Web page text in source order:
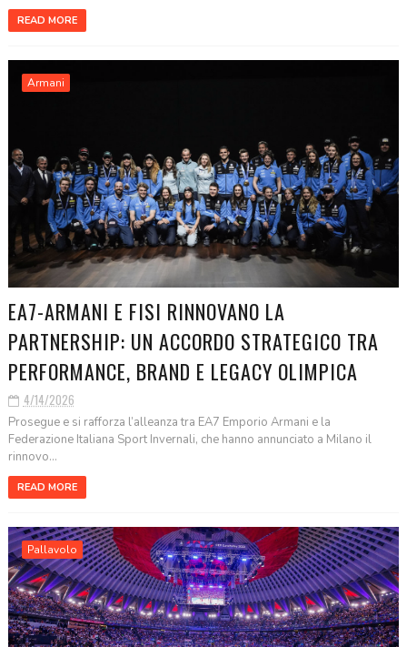
READ MORE
Armani
EA7-ARMANI E FISI RINNOVANO LA
PARTNERSHIP: UN ACCORDO STRATEGICO TRA
PERFORMANCE, BRAND E LEGACY OLIMPICA
4/14/2026
Prosegue e si rafforza l’alleanza tra EA7 Emporio Armani e la
Federazione Italiana Sport Invernali, che hanno annunciato a Milano il
rinnovo...
READ MORE
Pallavolo